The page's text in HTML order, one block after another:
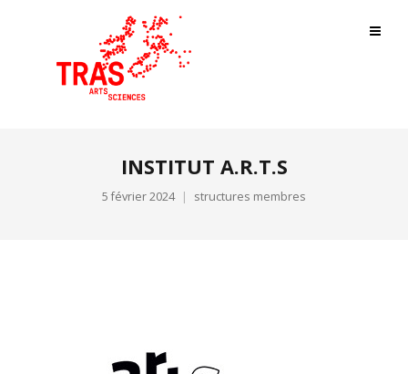
INSTITUT A.R.T.S
5 février 2024 structures membres